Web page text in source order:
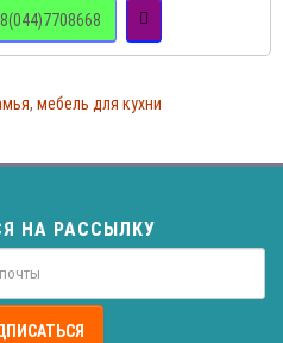
, мебель для кухни
НА РАССЫЛКУ